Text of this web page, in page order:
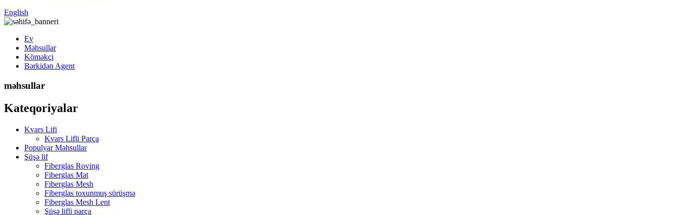
English
Ev
Məhsullar
Köməkçi
Bərkidən Agent
məhsullar
Kateqoriyalar
Kvars Lifi
Kvars Lifli Parça
Populyar Məhsullar
Şüşə lif
Fiberglas Roving
Fiberglas Mat
Fiberglas Mesh
Fiberglas toxunmuş sürüşmə
Fiberglas Mesh Lent
Şüşə lifli parça